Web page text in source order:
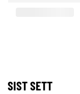
SIST SETT